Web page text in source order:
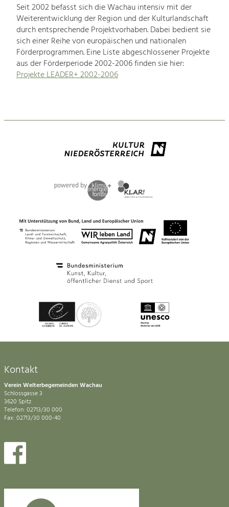
Seit 2002 befasst sich die Wachau intensiv mit der
Weiterentwicklung der Region und der Kulturlandschaft
durch entsprechende Projektvorhaben. Dabei bedient sie
sich einer Reihe von europäischen und nationalen
Förderprogrammen. Eine Liste abgeschlossener Projekte
aus der Förderperiode 2002-2006 finden sie hier:
Projekte LEADER+ 2002-2006
Kontakt
Verein Welterbegemeinden Wachau
Schlossgasse 3
3620 Spitz
Telefon: 02713/30 000
Fax: 02713/30 000-40